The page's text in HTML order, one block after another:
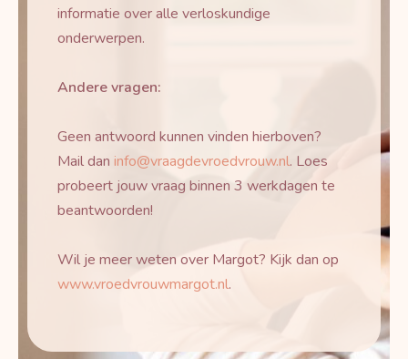
informatie over alle verloskundige
onderwerpen.
Andere vragen:
Geen antwoord kunnen vinden hierboven?
Mail dan info@vraagdevroedvrouw.nl. Loes
probeert jouw vraag binnen 3 werkdagen te
beantwoorden!
Wil je meer weten over Margot? Kijk dan op
www.vroedvrouwmargot.nl.